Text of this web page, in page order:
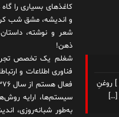
هادی احمدی (سروش): [ نویسنده، شاعر و مدرس ITIL ] روغنِ
[…]
کاغذهای بسیاری را
و اندیشه، مشق شب
شعر و نوشته،
ذهن!
شغلم یک تخصص
سیستم‌ها، ارایه
به‌طور شبانه‌روزی،